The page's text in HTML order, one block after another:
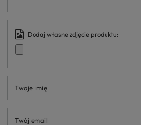
Dodaj własne zdjęcie produktu:
Twoje imię
Twój email